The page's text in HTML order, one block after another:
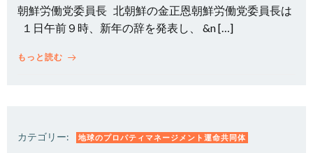
朝鮮労働党委員長 北朝鮮の金正恩朝鮮労働党委員長は
１日午前９時、新年の辞を発表し、 &n […]
もっと読む
カテゴリー: 地球のプロパティマネージメント運命共同体